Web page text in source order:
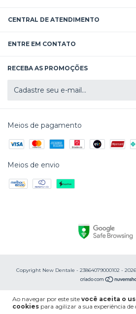
Ao navegar por este site você aceita o
cookies para agilizar a sua experiência de
CENTRAL DE ATENDIMENTO
ENTRE EM CONTATO
RECEBA AS PROMOÇÕES
Meios de pagamento
Meios de envio
Copyright New Dentale - 23864079000102 -